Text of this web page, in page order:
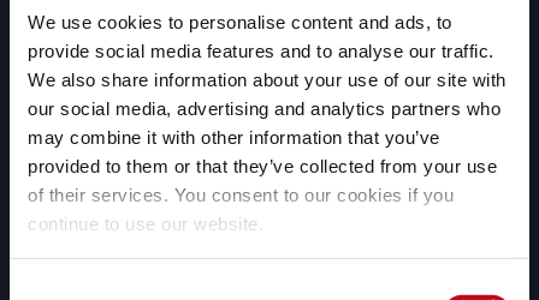
We use cookies to personalise content and ads, to
provide social media features and to analyse our traffic.
We also share information about your use of our site with
our social media, advertising and analytics partners who
may combine it with other information that you’ve
provided to them or that they’ve collected from your use
of their services. You consent to our cookies if you
continue to use our website.
nossa plataforma, onde podem ser
compreendidas e gerenciadas.
Remediação assistida por IA